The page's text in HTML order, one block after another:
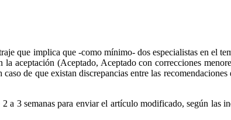
que implica que -como mínimo- dos especialistas en el
aceptación (Aceptado, Aceptado con correcciones
de que existan discrepancias entre las
3 semanas para enviar el artículo modificado, según las